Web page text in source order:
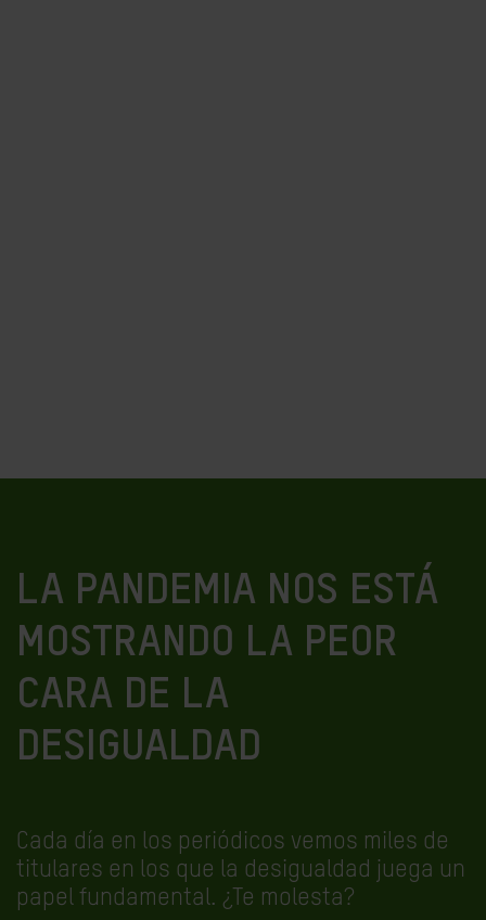
LA PANDEMIA NOS ESTÁ
MOSTRANDO LA PEOR
CARA DE LA
DESIGUALDAD
Cada día en los periódicos vemos miles de
titulares en los que la desigualdad juega un
papel fundamental. ¿Te molesta?